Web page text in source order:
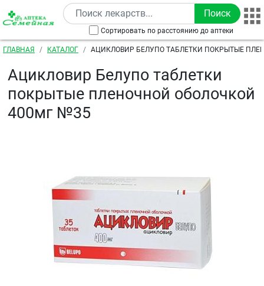
Перейти к основному содержанию
Сортировать по расстоянию до аптеки
Строка навигации
ГЛАВНАЯ КАТАЛОГ
АЦИКЛОВИР БЕЛУПО ТАБЛЕТКИ ПОКРЫТЫЕ
Ацикловир Белупо таблетки
покрытые пленочной оболочкой
400мг №35